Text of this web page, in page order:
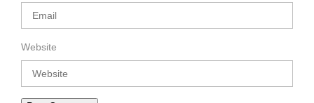
Website